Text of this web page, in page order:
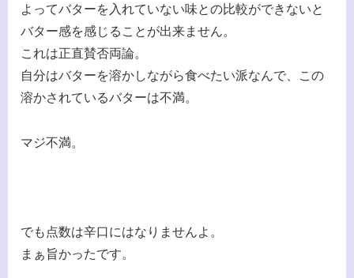
よってバターを入れていない味との比較ができないと
バター感を感じることが出来ません。
これは正直賛否両論。
自分はバターを溶かしながら食べたい派なんで、この
溶かされているバターは不満。
マジ不満。
でも点数は辛口にはなりませんよ。
まぁ旨かったです。